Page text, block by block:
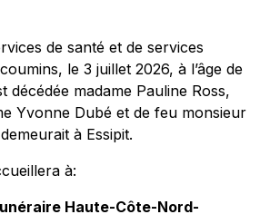
de santé et de services
le 3 juillet 2026, à l’âge de
décédée madame Pauline Ross,
Yvonne Dubé et de feu monsieur
à Essipit.
à:
Haute-Côte-Nord-